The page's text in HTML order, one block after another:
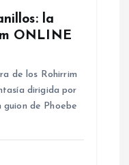
la
ONLINE
de los Rohirrim
dirigida por
de Phoebe